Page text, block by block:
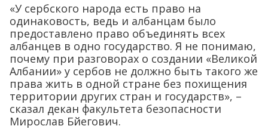
«У сербского народа есть право на
одинаковость, ведь и албанцам было
предоставлено право объединять всех
албанцев в одно государство. Я не понимаю,
почему при разговорах о создании «Великой
Албании» у сербов не должно быть такого же
права жить в одной стране без похищения
территории других стран и государств», –
сказал декан факультета безопасности
Мирослав Бйегович.